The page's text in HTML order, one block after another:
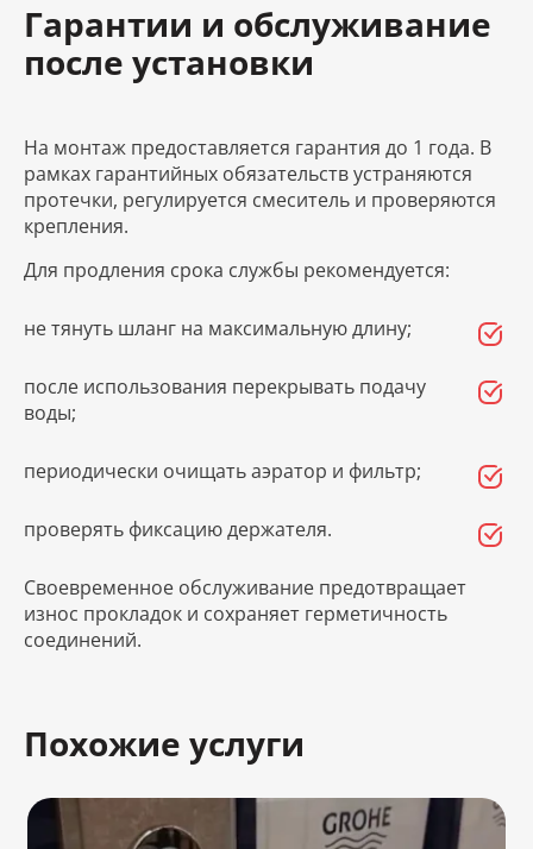
Гарантии и обслуживание
после установки
На монтаж предоставляется гарантия до 1 года. В
рамках гарантийных обязательств устраняются
протечки, регулируется смеситель и проверяются
крепления.
Для продления срока службы рекомендуется:
не тянуть шланг на максимальную длину;
после использования перекрывать подачу
воды;
периодически очищать аэратор и фильтр;
проверять фиксацию держателя.
Своевременное обслуживание предотвращает
износ прокладок и сохраняет герметичность
соединений.
Похожие услуги